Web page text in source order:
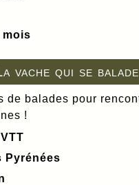
mois
vache qui se balade
de balades pour
!
Pyrénées